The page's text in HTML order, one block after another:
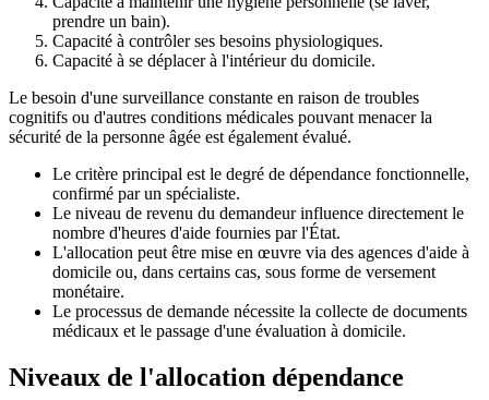
prendre un bain).
Capacité à contrôler ses besoins physiologiques.
Capacité à se déplacer à l'intérieur du domicile.
Le besoin d'une surveillance constante en raison de troubles
cognitifs ou d'autres conditions médicales pouvant menacer la
sécurité de la personne âgée est également évalué.
Le critère principal est le degré de dépendance fonctionnelle,
confirmé par un spécialiste.
Le niveau de revenu du demandeur influence directement le
nombre d'heures d'aide fournies par l'État.
L'allocation peut être mise en œuvre via des agences d'aide à
domicile ou, dans certains cas, sous forme de versement
monétaire.
Le processus de demande nécessite la collecte de documents
médicaux et le passage d'une évaluation à domicile.
Niveaux de l'allocation dépendance